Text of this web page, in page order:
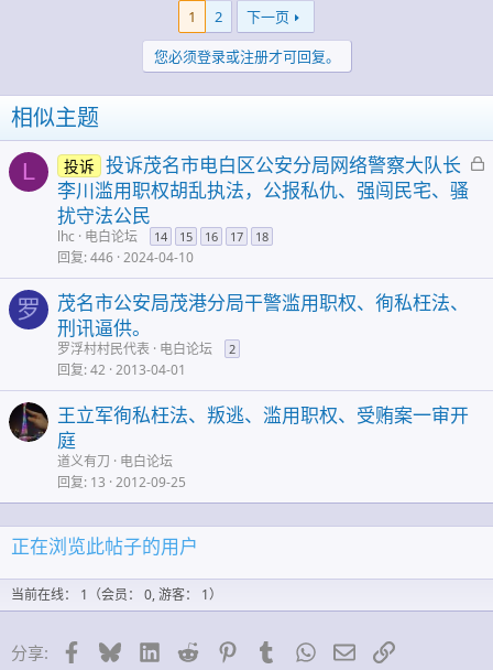
1 2
下一页
您必须登录或注册才可回复。
相似主题
L 投诉 投诉茂名市电白区公安分局网络警察大队长
李川滥用职权胡乱执法，公报私仇、强闯民宅、骚
扰守法公民
lhc 电白论坛 14 15 16 17 18
回复 446 2024-04-10
罗
茂名市公安局茂港分局干警滥用职权、徇私枉法、
刑讯逼供。
罗浮村村民代表 电白论坛 2
回复 42 2013-04-01
王立军徇私枉法、叛逃、滥用职权、受贿案一审开
庭
道义有刀
电白论坛
回复 13 2012-09-25
正在浏览此帖子的用户
当前在线： 1（会员： 0, 游客： 1）
分享: 脸谱网蓝天 领英 Reddit Pinterest的
TumblrWhatsApp
邮件 链接